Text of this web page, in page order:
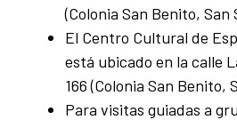
(Colonia San Benito, San
El Centro Cultural de
está ubicado en la calle
166 (Colonia San Benito,
Para visitas guiadas a